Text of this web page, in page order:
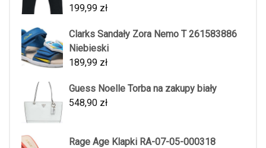
199,99 zł
Clarks Sandały Zora Nemo T 261583886
Niebieski
189,99 zł
Guess Noelle Torba na zakupy biały
548,90 zł
Rage Age Klapki RA-07-05-000318